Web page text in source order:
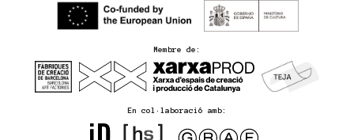
Membre de:
En col·laboració amb: